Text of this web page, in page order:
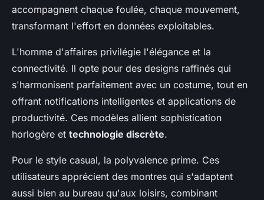
accompagnent chaque foulée, chaque mouvement,
transformant l'effort en données exploitables.
L'homme d'affaires privilégie l'élégance et la
connectivité. Il opte pour des designs raffinés qui
s'harmonisent parfaitement avec un costume, tout en
offrant notifications intelligentes et applications de
productivité. Ces modèles allient sophistication
horlogère et technologie discrète.
Pour le style casual, la polyvalence prime. Ces
utilisateurs apprécient des montres qui s'adaptent
aussi bien au bureau qu'aux loisirs, combinant